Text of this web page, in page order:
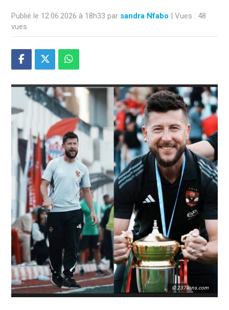
Publié le 12.06.2026 à 18h33 par sandra Nfabo | Vues : 48
vues
© 237lions.com